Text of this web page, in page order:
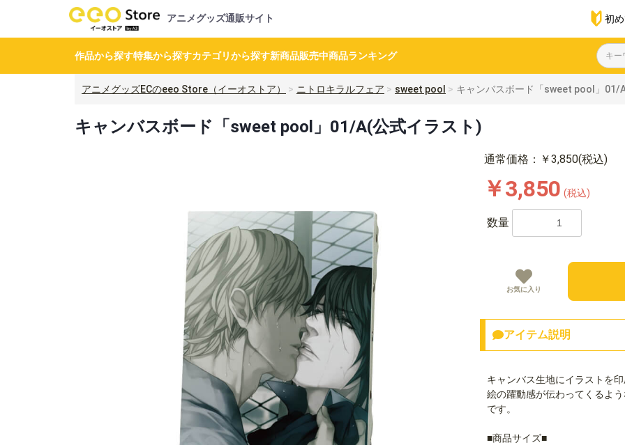
アニメグッズ通販サイト 初
作品から探す特集から探すカテゴリから探す新商品販売中商品ランキング
アニメグッズECのeeo Store（イーオストア） ニトロキラルフェア sweet pool キャンバスボード「sweet pool」01/
キャンバスボード「sweet pool」01/A(公式イラスト)
通常価格：￥3,850(税込)
￥3,850 (税込)
お気に入り
数量
アイテム説明
キャンバス生地にイラストを
絵の躍動感が伝わってくるよ
です。
■商品サイズ■